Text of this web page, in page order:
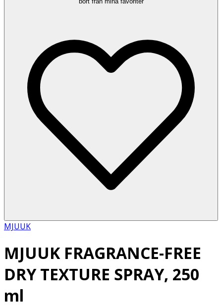
MJUUK
MJUUK FRAGRANCE-FREE
DRY TEXTURE SPRAY, 250
ml